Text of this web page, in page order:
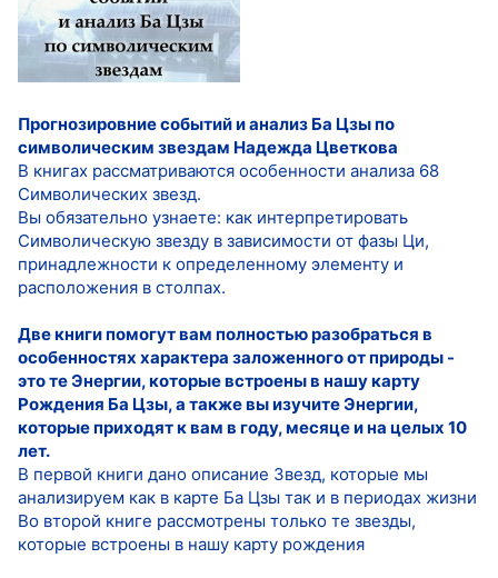
Прогнозировние событий и анализ Ба Цзы по
символическим звездам Надежда Цветкова
В книгах рассматриваются особенности анализа 68
Символических звезд.
Вы обязательно узнаете: как интерпретировать
Символическую звезду в зависимости от фазы Ци,
принадлежности к определенному элементу и
расположения в столпах.
Две книги помогут вам полностью разобраться в
особенностях характера заложенного от природы -
это те Энергии, которые встроены в нашу карту
Рождения Ба Цзы, а также вы изучите Энергии,
которые приходят к вам в году, месяце и на целых 10
лет.
В первой книги дано описание Звезд, которые мы
анализируем как в карте Ба Цзы так и в периодах жизни
Во второй книге рассмотрены только те звезды,
которые встроены в нашу карту рождения